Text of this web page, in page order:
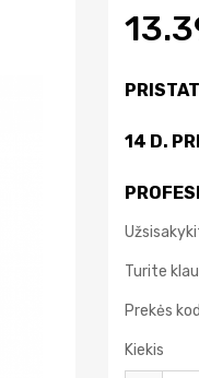
14 D.
Turite
Prekės
Kiekis